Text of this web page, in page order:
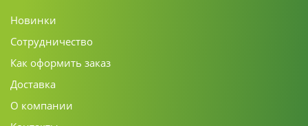
Новинки
Сотрудничество
Как оформить заказ
Доставка
О компании